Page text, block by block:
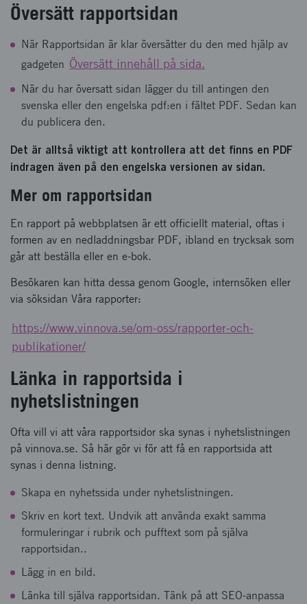
Översätt rapportsidan
När Rapportsidan är klar översätter du den med hjälp av
gadgeten Översätt innehåll på sida.
När du har översatt sidan lägger du till antingen den
svenska eller den engelska pdf:en i fältet PDF. Sedan kan
du publicera den.
Det är alltså viktigt att kontrollera att det finns en PDF
indragen även på den engelska versionen av sidan.
Mer om rapportsidan
En rapport på webbplatsen är ett officiellt material, oftas i
formen av en nedladdningsbar PDF, ibland en trycksak som
går att beställa eller en e-bok.
Besökaren kan hitta dessa genom Google, internsöken eller
via söksidan Våra rapporter:
https://www.vinnova.se/om-oss/rapporter-och-
publikationer/
Länka in rapportsida i
nyhetslistningen
Ofta vill vi att våra rapportsidor ska synas i nyhetslistningen
på vinnova.se. Så här gör vi för att få en rapportsida att
synas i denna listning.
Skapa en nyhetssida under nyhetslistningen.
Skriv en kort text. Undvik att använda exakt samma
formuleringar i rubrik och pufftext som på själva
rapportsidan..
Lägg in en bild.
Länka till själva rapportsidan. Tänk på att SEO-anpassa